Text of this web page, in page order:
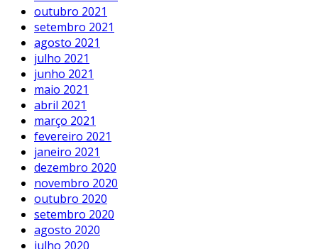
outubro 2021
setembro 2021
agosto 2021
julho 2021
junho 2021
maio 2021
abril 2021
março 2021
fevereiro 2021
janeiro 2021
dezembro 2020
novembro 2020
outubro 2020
setembro 2020
agosto 2020
julho 2020